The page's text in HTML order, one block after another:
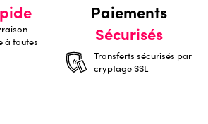
à toutes
Paiements
Sécurisés
Transferts sécurisés par
cryptage SSL